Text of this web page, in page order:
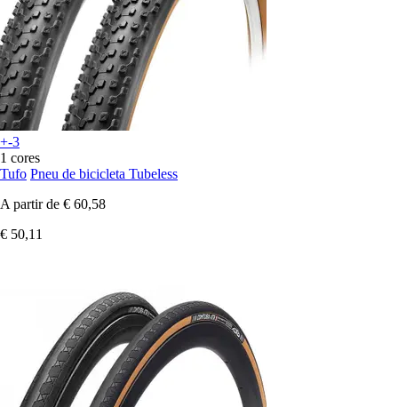
+-3
1 cores
Tufo Pneu de bicicleta Tubeless
A partir de € 60,58
€ 50,11